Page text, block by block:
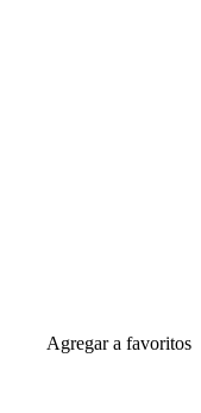
Agregar a favoritos